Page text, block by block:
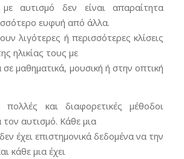
αυτισμό δεν είναι απαραίτητα
ευφυή από άλλα.
λιγότερες ή περισσότερες κλίσεις
ηλικίας τους με
μαθηματικά, μουσική ή στην οπτική
και διαφορετικές μέθοδοι
αυτισμό. Κάθε μια
έχει επιστημονικά δεδομένα να την
κάθε μια έχει